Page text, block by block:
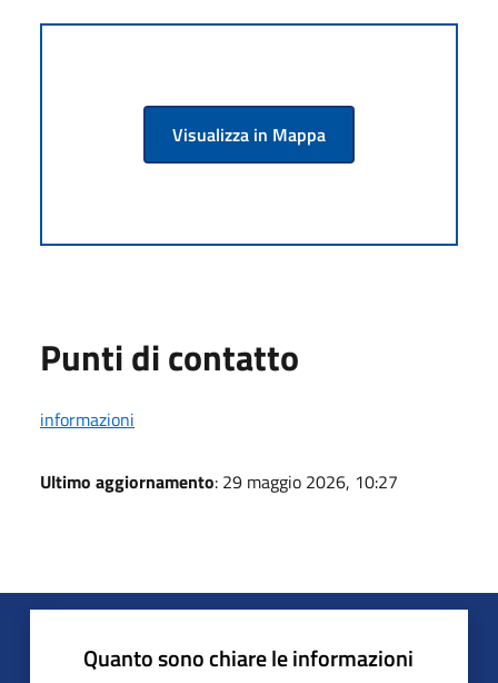
Visualizza in Mappa
Punti di contatto
informazioni
Ultimo aggiornamento: 29 maggio 2026, 10:27
Quanto sono chiare le informazioni